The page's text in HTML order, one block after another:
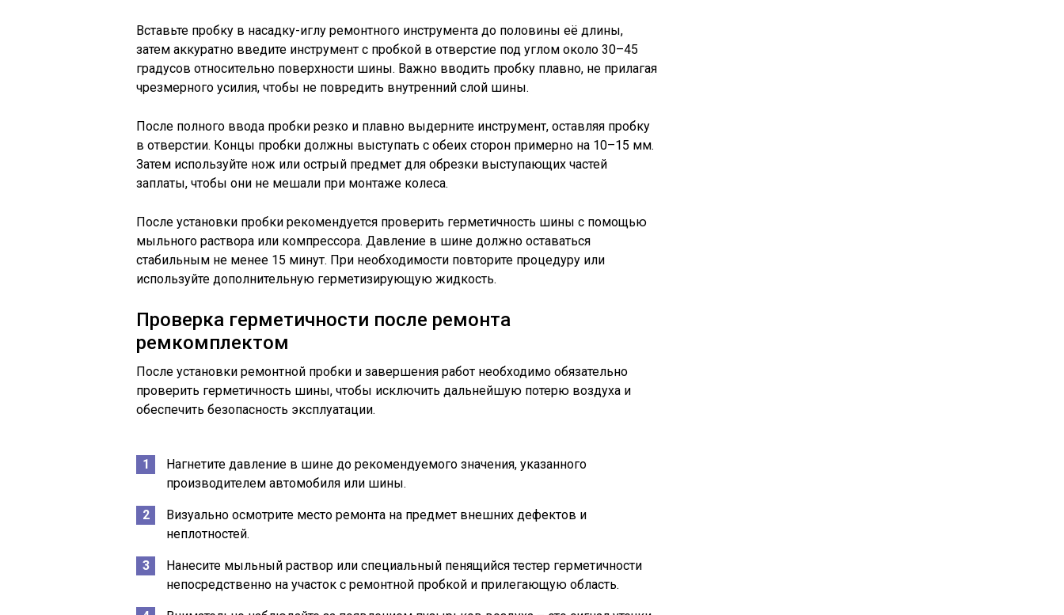
Вставьте пробку в насадку-иглу ремонтного инструмента до половины её длины,
затем аккуратно введите инструмент с пробкой в отверстие под углом около 30–45
градусов относительно поверхности шины. Важно вводить пробку плавно, не прилагая
чрезмерного усилия, чтобы не повредить внутренний слой шины.
После полного ввода пробки резко и плавно выдерните инструмент, оставляя пробку
в отверстии. Концы пробки должны выступать с обеих сторон примерно на 10–15 мм.
Затем используйте нож или острый предмет для обрезки выступающих частей
заплаты, чтобы они не мешали при монтаже колеса.
После установки пробки рекомендуется проверить герметичность шины с помощью
мыльного раствора или компрессора. Давление в шине должно оставаться
стабильным не менее 15 минут. При необходимости повторите процедуру или
используйте дополнительную герметизирующую жидкость.
Проверка герметичности после ремонта
ремкомплектом
После установки ремонтной пробки и завершения работ необходимо обязательно
проверить герметичность шины, чтобы исключить дальнейшую потерю воздуха и
обеспечить безопасность эксплуатации.
Нагнетите давление в шине до рекомендуемого значения, указанного
производителем автомобиля или шины.
Визуально осмотрите место ремонта на предмет внешних дефектов и
неплотностей.
Нанесите мыльный раствор или специальный пенящийся тестер герметичности
непосредственно на участок с ремонтной пробкой и прилегающую область.